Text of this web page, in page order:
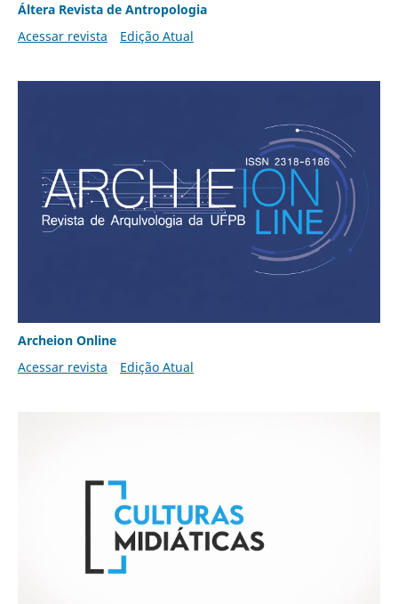
Áltera Revista de Antropologia
Acessar revista
Edição Atual
Archeion Online
Acessar revista
Edição Atual